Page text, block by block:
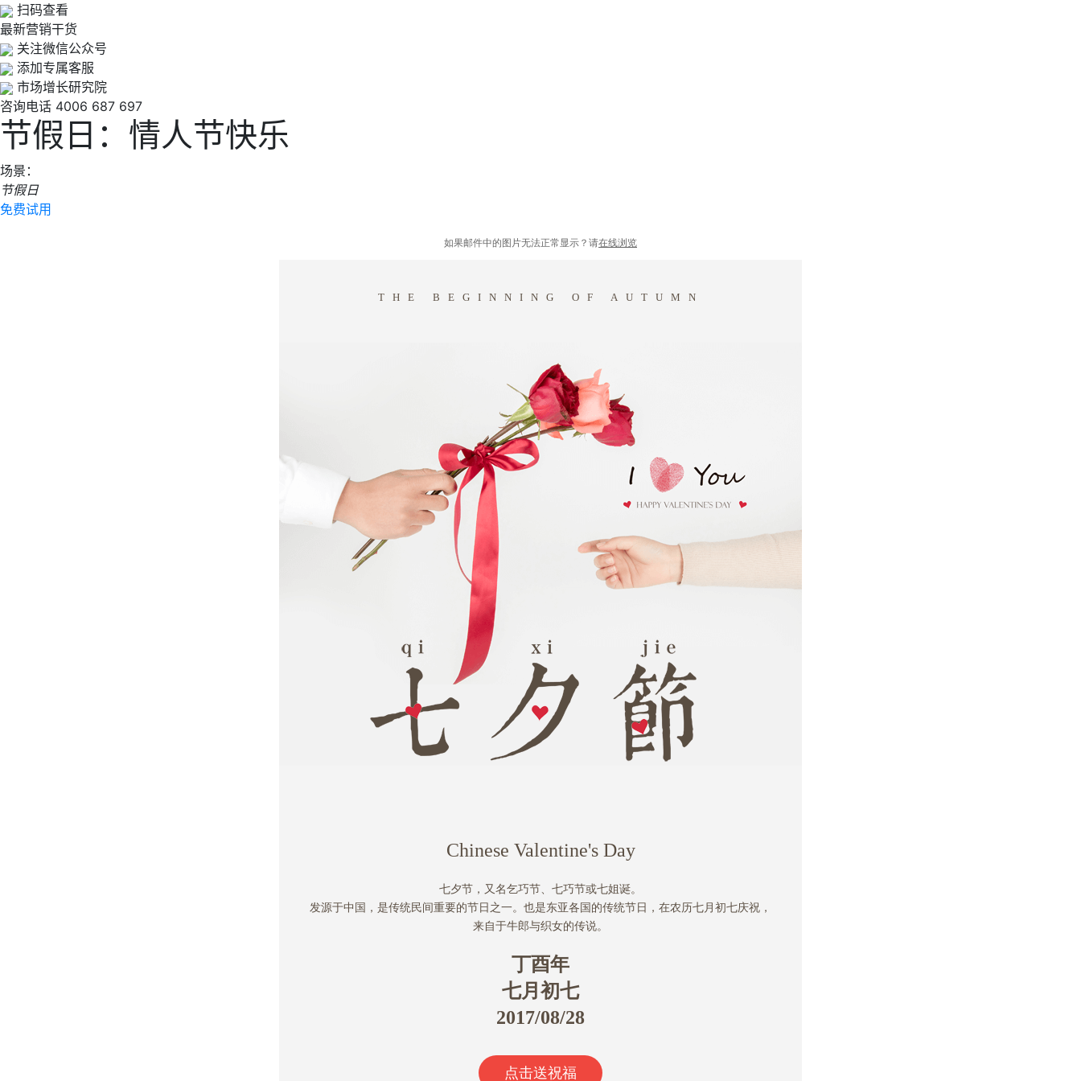
扫码查看
最新营销干货
关注微信公众号
添加专属客服
市场增长研究院
咨询电话 4006 687 697
节假日：情人节快乐
场景：
节假日
免费试用